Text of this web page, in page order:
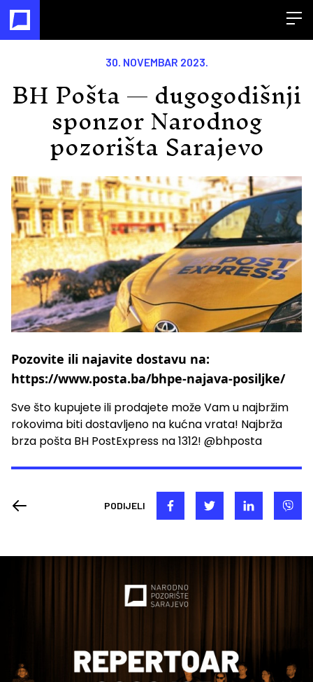
30. NOVEMBAR 2023.
BH Pošta — dugogodišnji
sponzor Narodnog
pozorišta Sarajevo
Pozovite ili najavite dostavu na:
https://www.posta.ba/bhpe-najava-posiljke/
Sve što kupujete ili prodajete može Vam u najbržim
rokovima biti dostavljeno na kućna vrata! Najbrža
brza pošta BH PostExpress na 1312! @bhposta
PODIJELI